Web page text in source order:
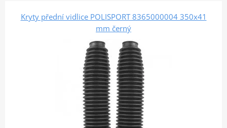
Kryty přední vidlice POLISPORT 8365000004 350x41
mm černý